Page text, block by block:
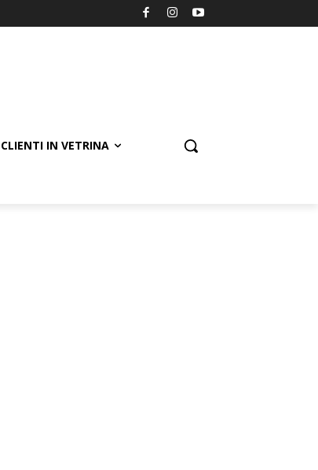
CLIENTI IN VETRINA